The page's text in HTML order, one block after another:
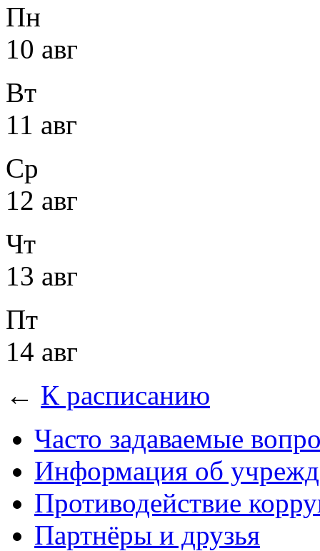
Пн
10 авг
Вт
11 авг
Ср
12 авг
Чт
13 авг
Пт
14 авг
← К расписанию
Часто задаваемые
Информация об
Противодействие
Партнёры и друзья